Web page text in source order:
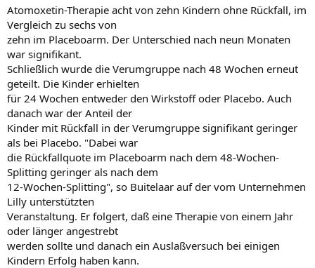
Atomoxetin-Therapie acht von zehn Kindern ohne Rückfall, im
Vergleich zu sechs von
zehn im Placeboarm. Der Unterschied nach neun Monaten
war signifikant.
Schließlich wurde die Verumgruppe nach 48 Wochen erneut
geteilt. Die Kinder erhielten
für 24 Wochen entweder den Wirkstoff oder Placebo. Auch
danach war der Anteil der
Kinder mit Rückfall in der Verumgruppe signifikant geringer
als bei Placebo. "Dabei war
die Rückfallquote im Placeboarm nach dem 48-Wochen-
Splitting geringer als nach dem
12-Wochen-Splitting", so Buitelaar auf der vom Unternehmen
Lilly unterstützten
Veranstaltung. Er folgert, daß eine Therapie von einem Jahr
oder länger angestrebt
werden sollte und danach ein Auslaßversuch bei einigen
Kindern Erfolg haben kann.